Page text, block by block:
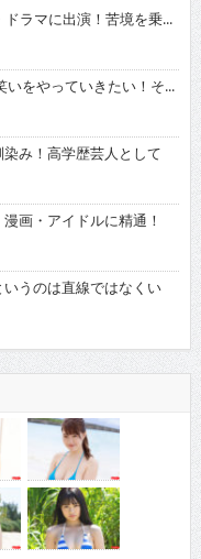
ラマに出演！苦境を乗...
をやっていきたい！そ...
み！高学歴芸人として
画・アイドルに精通！
うのは直線ではなくい